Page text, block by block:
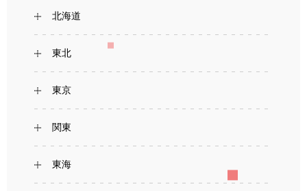
北海道
東北
東京
関東
東海